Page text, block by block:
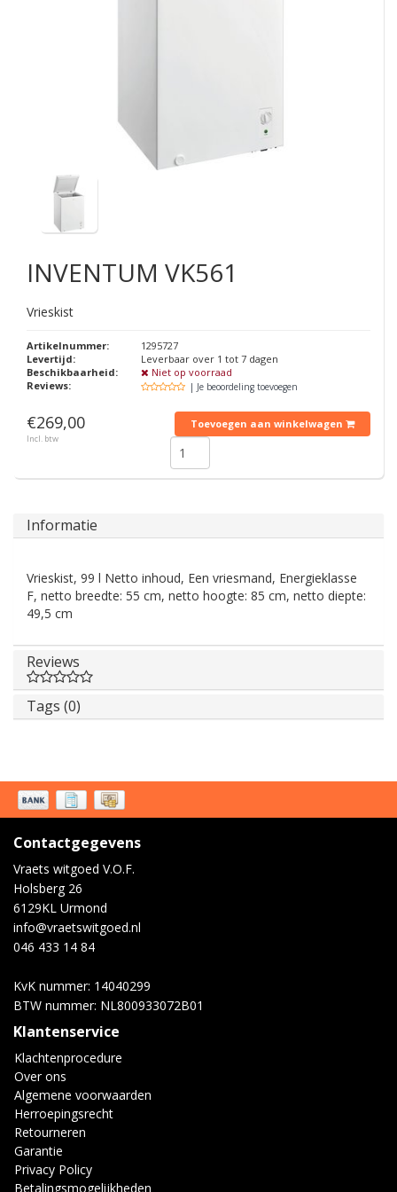
INVENTUM VK561
Vrieskist
Artikelnummer:
1295727
Levertijd:
Leverbaar over 1 tot 7 dagen
Beschikbaarheid:
Niet op voorraad
Reviews:
| Je beoordeling toevoegen
€269,00
Incl. btw
Toevoegen aan winkelwagen
Informatie
Vrieskist, 99 l Netto inhoud, Een vriesmand, Energieklasse
F, netto breedte: 55 cm, netto hoogte: 85 cm, netto diepte:
49,5 cm
Reviews
Tags (0)
Contactgegevens
Vraets witgoed V.O.F.
Holsberg 26
6129KL Urmond
info@vraetswitgoed.nl
046 433 14 84
KvK nummer: 14040299
BTW nummer: NL800933072B01
Klantenservice
Klachtenprocedure
Over ons
Algemene voorwaarden
Herroepingsrecht
Retourneren
Garantie
Privacy Policy
Betalingsmogelijkheden